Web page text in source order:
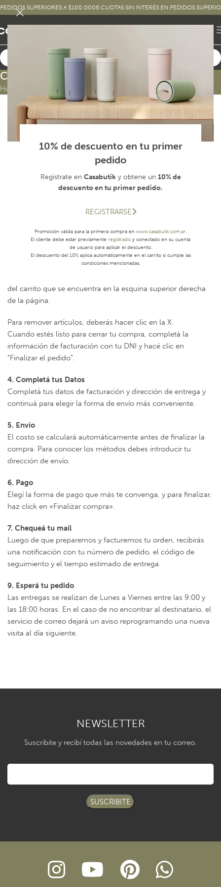
10% de descuento en tu primer
pedido
Registrate en Casabutiky obtene un 10% de
descuento en tu primer pedido.
REGISTRARSE
Promoción válida para la primera compra en www.casabutik.com.ar.
El cliente debe estar previamente registrado y conectado en su cuenta
de usuario para aplicar el descuento.
El descuento del 10% aplica automáticamente en el carrito si cumple las
condiciones mencionadas.
SUPERIORES A $100.0006 CUOTAS SIN INTERÉS EN PEDIDOS
Como comprar
Home
1. Navegá la tienda
Encontrá tus productos favoritos dentro de las categorías del
menú superior.
Agregá a tu carrito de compras el producto que elegiste
comprando o bien finalizar la compra.
3. Carrito de Compra
Una vez hayas finalizado con tu selección de productos,
del carrito que se encuentra en la esquina superior derecha
de la página.
Para remover artículos, deberás hacer clic en la X.
Cuando estés listo para cerrar tu compra, completá la
información de facturación con tu DNI y hacé clic en
“Finalizar el pedido”.
4. Completá tus Datos
Completá tus datos de facturación y dirección de entrega y
continuá para elegir la forma de envío más conveniente.
5. Envío
El costo se calculará automáticamente antes de finalizar la
compra. Para conocer los métodos debes introducir tu
dirección de envío.
6. Pago
Elegí la forma de pago que más te convenga, y para finalizar,
haz click en «Finalizar compra».
7. Chequeá tu mail
Luego de que preparemos y facturemos tu orden, recibirás
una notificación con tu número de pedido, el código de
seguimiento y el tiempo estimado de entrega.
9. Esperá tu pedido
Las entregas se realizan de Lunes a Viernes entre las 9:00 y
las 18:00 horas. En el caso de no encontrar al destinatario, el
servicio de correo dejará un aviso reprogramando una nueva
visita al día siguiente.
NEWSLETTER
Suscribite y recibí todas las novedades en tu correo.
SUSCRIBITE